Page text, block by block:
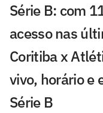
Série B: com
acesso nas
Coritiba x
vivo, horário e
Série B